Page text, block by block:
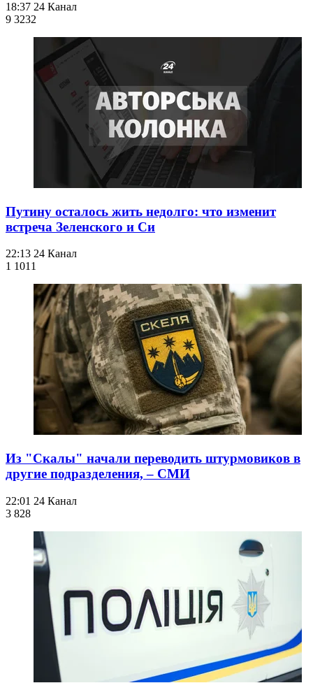
18:37 24 Канал
9 3232
Путину осталось жить недолго: что изменит
встреча Зеленского и Си
22:13 24 Канал
1 1011
Из "Скалы" начали переводить штурмовиков в
другие подразделения, – СМИ
22:01 24 Канал
3 828